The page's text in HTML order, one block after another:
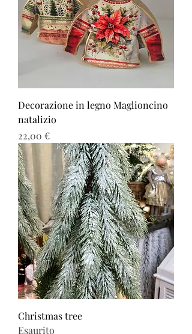
Decorazione in legno Maglioncino
natalizio
Prezzo
22,00 €
Christmas tree
Esaurito